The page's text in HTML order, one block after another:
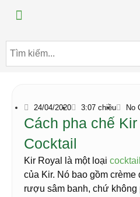
24/04/2020 3:07 chiều No
Cách pha chế
Cocktail
Kir Royal là một loại cocktail
của Kir. Nó bao gồm
rượu sâm banh, chứ